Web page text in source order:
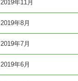
2019年11月
2019年8月
2019年7月
2019年6月